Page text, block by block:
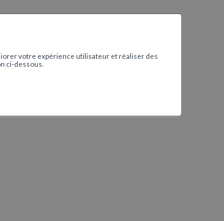
votre expérience utilisateur et réaliser des
ci-dessous.